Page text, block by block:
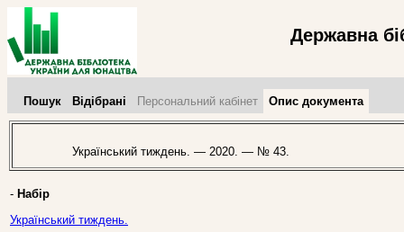
Державна
Пошук Відібрані Персональний кабінет Опис документа
Український тиждень. — 2020. — № 43.
- Набір
Український тиждень.